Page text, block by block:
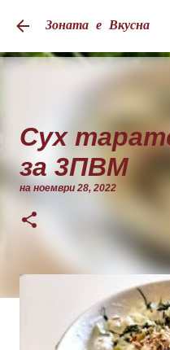
Пропускане към
Зоната е Вкусна
Сух
за 3ПВМ
на ноември 28, 2022